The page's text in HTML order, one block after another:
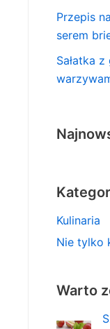
Przepis
serem
Sałatka
Kulinaria
Nie tylko
Warto